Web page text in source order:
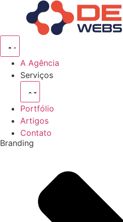
A Agência
Serviços
Portfólio
Artigos
Contato
Branding